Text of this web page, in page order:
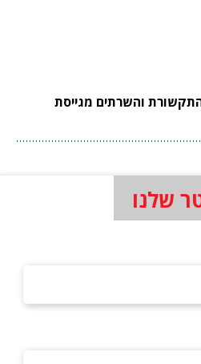
והשרתים מגייסת
שלנו